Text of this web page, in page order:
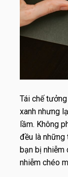
Tái chế
xanh nhưng
lầm. Không
đều là những
bạn bị nhiễm
nhiễm chéo